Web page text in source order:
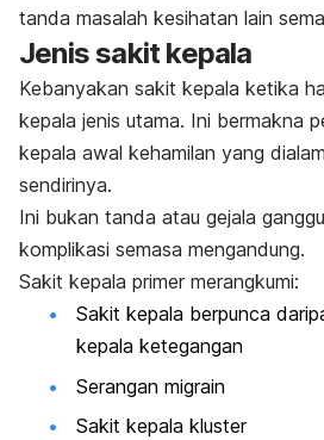
tanda masalah kesihatan lain
Jenis sakit kepala
Kebanyakan sakit kepala ketika
kepala jenis utama. Ini bermakna
kepala awal kehamilan yang
sendirinya.
Ini bukan tanda atau gejala
komplikasi semasa mengandung.
Sakit kepala primer merangkumi:
Sakit kepala berpunca
kepala ketegangan
Serangan migrain
Sakit kepala kluster